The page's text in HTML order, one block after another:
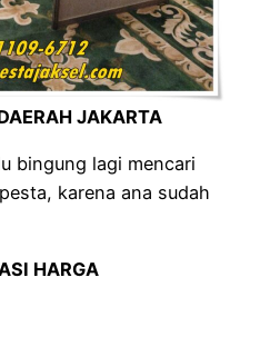
JAKARTA
bingung lagi mencari
karena ana sudah
HARGA